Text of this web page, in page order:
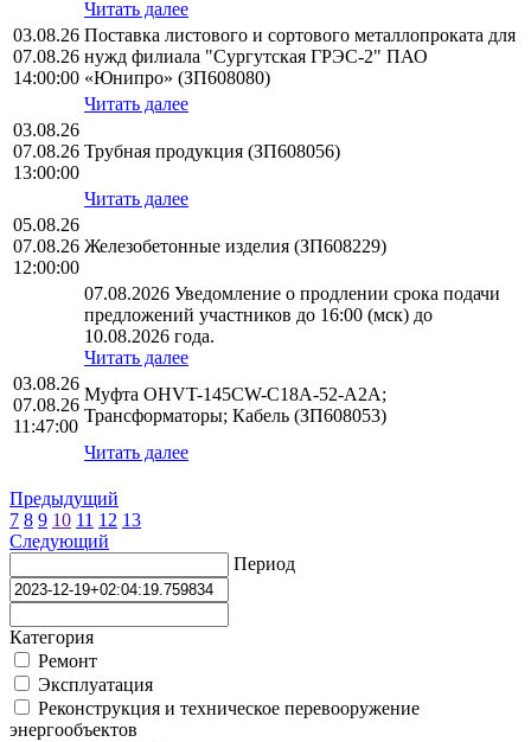
Читать далее
03.08.26
07.08.26
14:00:00
Поставка листового и сортового металлопроката для
нужд филиала "Сургутская ГРЭС-2" ПАО
«Юнипро» (ЗП608080)
Читать далее
03.08.26
07.08.26
13:00:00
Трубная продукция (ЗП608056)
Читать далее
05.08.26
07.08.26
12:00:00
Железобетонные изделия (ЗП608229)
07.08.2026 Уведомление о продлении срока подачи
предложений участников до 16:00 (мск) до
10.08.2026 года.
Читать далее
03.08.26
07.08.26
11:47:00
Муфта OHVT-145CW-C18A-52-A2A;
Трансформаторы; Кабель (ЗП608053)
Читать далее
Предыдущий
7 8 9 10 11 12 13
Следующий
Период
Категория
Ремонт
Эксплуатация
Реконструкция и техническое перевооружение
энергообъектов